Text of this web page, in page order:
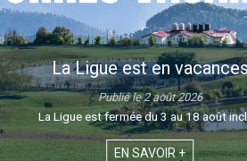
est en vacances
Publié le 2 août 2026
fermée du 3 au 18 août inclus.
EN SAVOIR +